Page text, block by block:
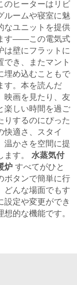
のヒーターはリビ
ルームや寝室に魅
なユニットを提供
す——この電気式
は壁にフラットに
でき、またマント
埋め込むこともで
す。本を読んだ
映画を見たり、友
楽しい時間を過ご
りするのにぴった
快適さ、スタイ
温かさを空間に提
ます。 水蒸気付
炉 すべてがひと
ボタンで簡単に行
どんな場面でもす
設定や変更ができ
想的な機能です。